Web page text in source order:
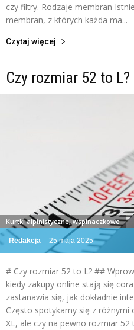
czy filtry. Rodzaje membran
membran, z których każda ma...
Czytaj więcej
Czy rozmiar 52 to L?
Redakcja - 25 maja 2025
Kurtki alpinistyczne, wspinaczkowe
# Czy rozmiar 52 to L? ##
kiedy zakupy online stają się
zastanawia się, jak dokładnie
Często spotykamy się z różnymi
XL, ale czy na pewno rozmiar